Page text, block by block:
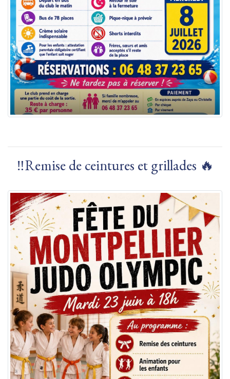
‼️Remise de ceintures et grillades 🔥